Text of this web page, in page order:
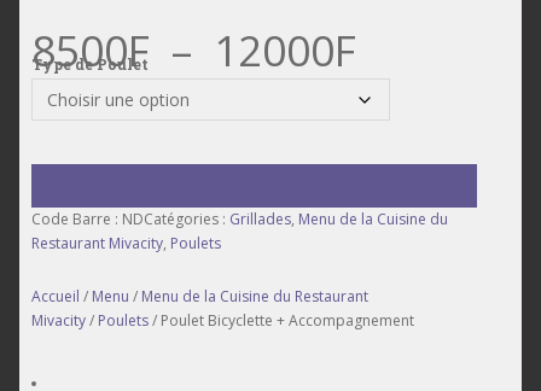
Restaurant de
Poulet Bicyclette +
Accompagnement
à Lomé Togo. le
8500F – 12000FPlage
de
à
Type de Poulet
Code Barre : NDCatégories : Grillades, Menu de la Cuisine du
Restaurant Mivacity, Poulets
Accueil / Menu / Menu de la Cuisine du Restaurant
Mivacity/ Poulets/ Poulet Bicyclette + Accompagnement